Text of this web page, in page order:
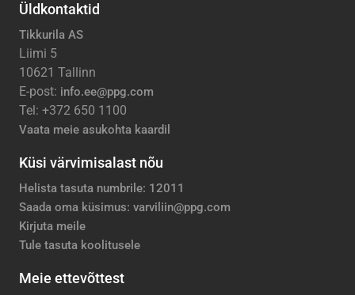
Üldkontaktid
Tikkurila AS
Liimi 5
10621 Tallinn
E-post: info.ee@ppg.com
Tel: +372 650 1100
Vaata meie asukohta kaardil
Küsi värvimisalast nõu
Helista tasuta numbrile: 12011
Saada oma küsimus: varviliin@ppg.com
Kirjuta meile
Tule tasuta koolitusele
Meie ettevõttest